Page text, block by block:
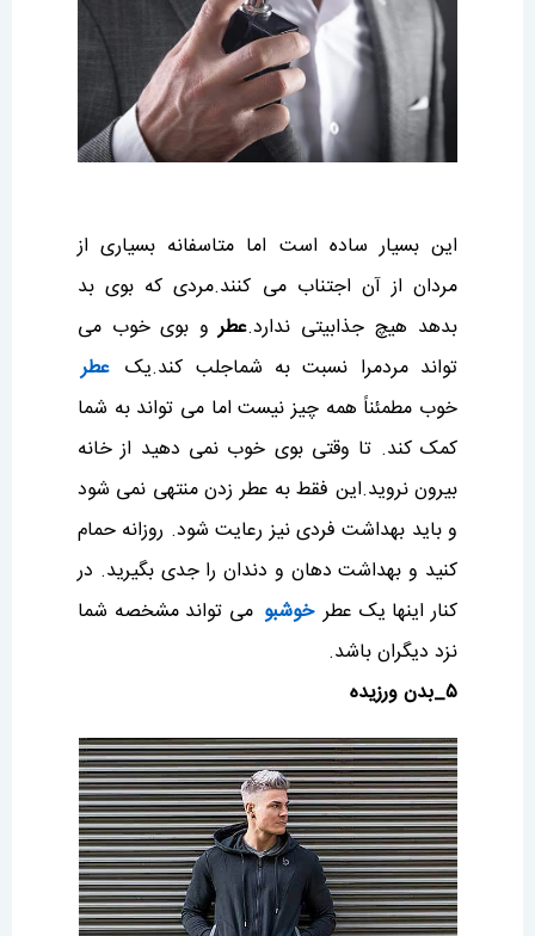
این بسیار ساده است اما متاسفانه بسیاری از
مردان از آن اجتناب می کنند.مردی که بوی بد
بدهد هیچ جذابیتی ندارد.عطرو بوی خوب می
تواند مردمرا نسبت به شماجلب کند.یک عطر
خوب مطمئناً همه چیز نیست اما می تواند به شما
کمک کند. تا وقتی بوی خوب نمی دهید از خانه
بیرون نروید‌.این فقط به عطر زدن منتهی نمی شود
و باید بهداشت فردی نیز رعایت شود. روزانه حمام
کنید و بهداشت دهان و دندان را جدی بگیرید. در
کنار اینها یک عطر خوشبو می تواند مشخصه شما
نزد دیگران باشد.
۵_بدن ورزیده